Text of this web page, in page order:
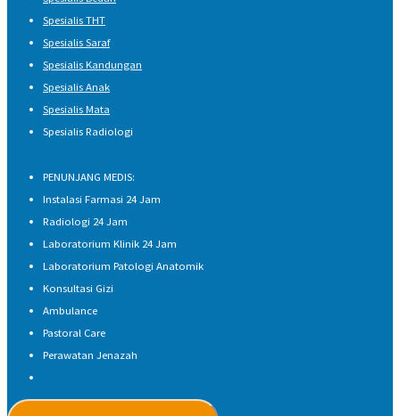
Spesialis THT
Spesialis Saraf
Spesialis Kandungan
Spesialis Anak
Spesialis Mata
Spesialis Radiologi
PENUNJANG MEDIS:
Instalasi Farmasi 24 Jam
Radiologi 24 Jam
Laboratorium Klinik 24 Jam
Laboratorium Patologi Anatomik
Konsultasi Gizi
Ambulance
Pastoral Care
Perawatan Jenazah